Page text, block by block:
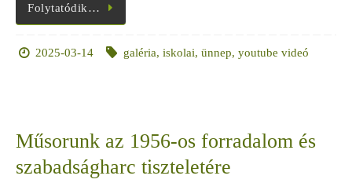
Folytatódik…
2025-03-14 galéria, iskolai, ünnep, youtube videó
Műsorunk az 1956-os forradalom és
szabadságharc tiszteletére